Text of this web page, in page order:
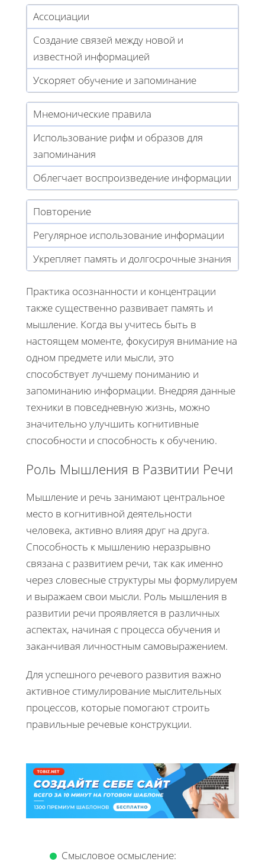
Ассоциации
Создание связей между новой и
известной информацией
Ускоряет обучение и запоминание
Мнемонические правила
Использование рифм и образов для
запоминания
Облегчает воспроизведение информации
Повторение
Регулярное использование информации
Укрепляет память и долгосрочные знания
Практика осознанности и концентрации
также существенно развивает память и
мышление. Когда вы учитесь быть в
настоящем моменте, фокусируя внимание на
одном предмете или мысли, это
способствует лучшему пониманию и
запоминанию информации. Внедряя данные
техники в повседневную жизнь, можно
значительно улучшить когнитивные
способности и способность к обучению.
Роль Мышления в Развитии Речи
Мышление и речь занимают центральное
место в когнитивной деятельности
человека, активно влияя друг на друга.
Способность к мышлению неразрывно
связана с развитием речи, так как именно
через словесные структуры мы формулируем
и выражаем свои мысли. Роль мышления в
развитии речи проявляется в различных
аспектах, начиная с процесса обучения и
заканчивая личностным самовыражением.
Для успешного речевого развития важно
активное стимулирование мыслительных
процессов, которые помогают строить
правильные речевые конструкции.
Смысловое осмысление: